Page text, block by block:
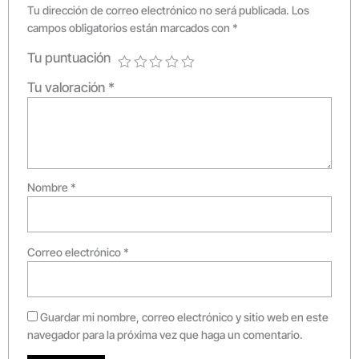
Tu dirección de correo electrónico no será publicada. Los
campos obligatorios están marcados con *
Tu puntuación
Tu valoración *
Nombre *
Correo electrónico *
Guardar mi nombre, correo electrónico y sitio web en este
navegador para la próxima vez que haga un comentario.